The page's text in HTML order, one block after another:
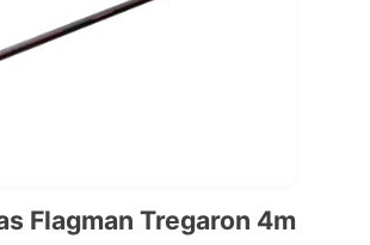
Flagman Tregaron 4m